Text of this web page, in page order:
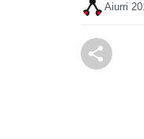
Aiurri